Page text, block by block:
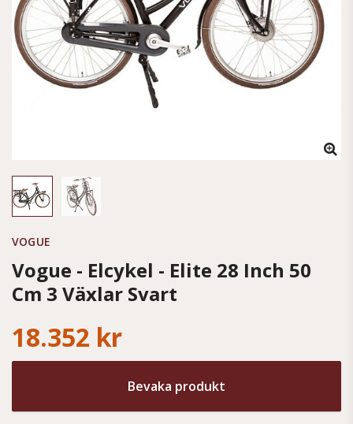
VOGUE
Vogue - Elcykel - Elite 28 Inch 50
Cm 3 Växlar Svart
18.352 kr
Bevaka produkt